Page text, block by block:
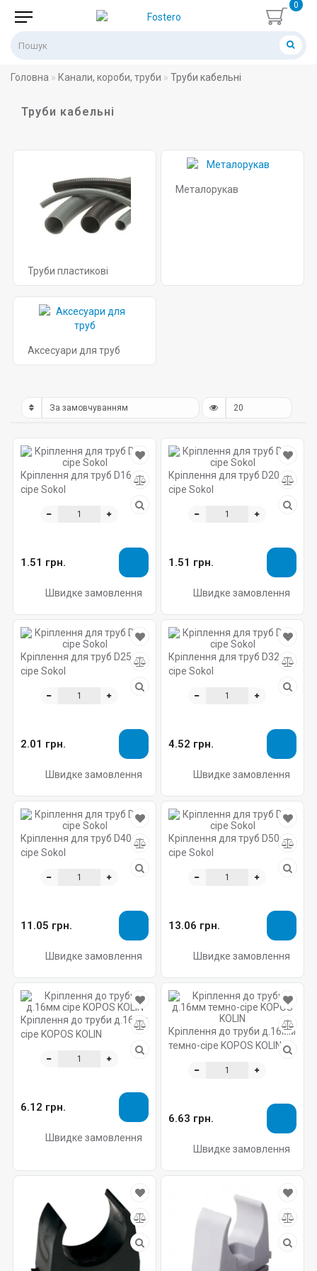
0
Головна Канали, короби, труби Труби кабельні
Труби кабельні
Труби пластикові
Металорукав
Аксесуари для труб
Кріплення для труб D16
сіре Sokol
1.51 грн.
Швидке замовлення
Кріплення для труб D20
сіре Sokol
1.51 грн.
Швидке замовлення
Кріплення для труб D25
сіре Sokol
2.01 грн.
Швидке замовлення
Кріплення для труб D32
сіре Sokol
4.52 грн.
Швидке замовлення
Кріплення для труб D40
сіре Sokol
11.05 грн.
Швидке замовлення
Кріплення для труб D50
сіре Sokol
13.06 грн.
Швидке замовлення
Кріплення до труби д.16мм
сіре KOPOS KOLIN
6.12 грн.
Швидке замовлення
Кріплення до труби д.16мм
темно-сіре KOPOS KOLIN
6.63 грн.
Швидке замовлення